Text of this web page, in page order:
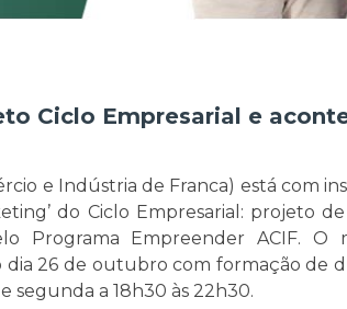
Ciclo Empresarial e
e Indústria de Franca) está com
do Ciclo Empresarial: projeto
Programa Empreender ACIF. O
dia 26 de outubro com formação de
segunda a 18h30 às 22h30.